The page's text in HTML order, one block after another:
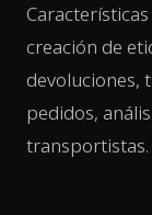
creación de
devoluciones,
pedidos,
transportistas.